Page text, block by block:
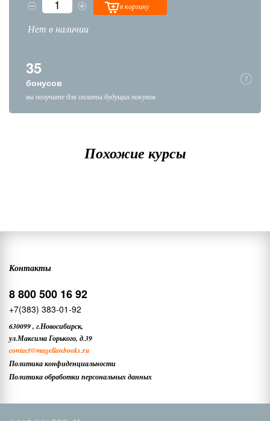
в корзину
Нет в наличии
35
бонусов
вы получите для оплаты будущих покупок
Похожие курсы
Контакты
8 800 500 16 92
+7(383) 383-01-92
630099, г.Новосибирск,
ул.Максима Горького, д.39
contact@magellanbooks.ru
Политика конфиденциальности
Политика обработки персональных данных